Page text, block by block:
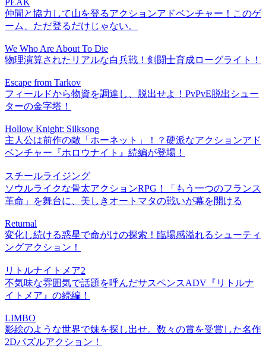
PEAK
仲間と協力して山を登るアクションアドベンチャー！このゲ
ーム、ただ登るだけじゃない。
We Who Are About To Die
物理演算されたリアルな白兵戦！剣闘士育成ローグライト！
Escape from Tarkov
フィールドから物資を調達し、脱出せよ！PvPvE脱出シュー
ターの金字塔！
Hollow Knight: Silksong
主人公は前作の敵「ホーネット」！？硬派なアクションアド
ベンチャー『ホロウナイト』続編が登場！
スチールライジング
ソウルライクな骨太アクションRPG！「もう一つのフランス
革命」を舞台に、美しきオートマタの戦いが幕を開ける
Returnal
変化し続ける惑星で命がけの探索！臨場感溢れるシューティ
ングアクション！
リトルナイトメア2
不気味な雰囲気で話題を呼んだサスペンスADV『リトルナ
イトメア』の続編！
LIMBO
影絵のような世界で妹を探し出せ。数々の賞を受賞した名作
2Dパズルアクション！